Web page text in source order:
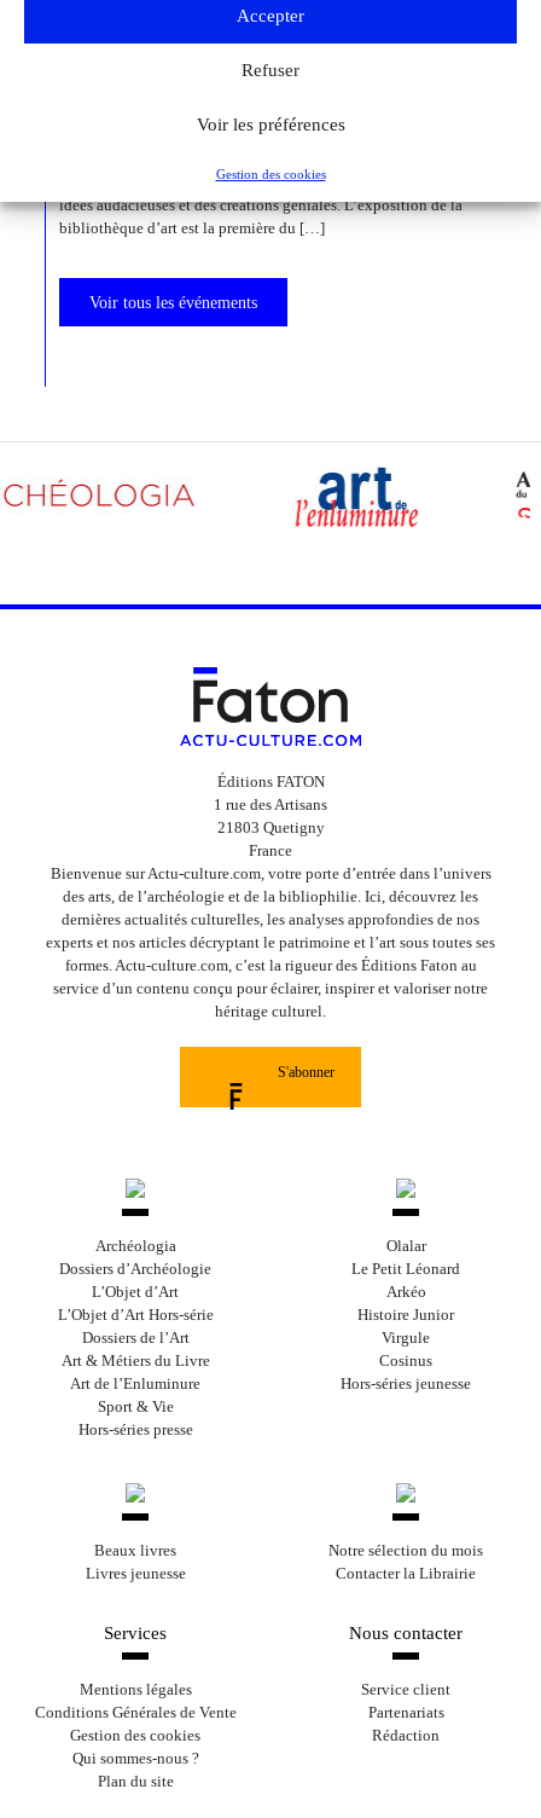
Accepter
Refuser
Voir les préférences
Gestion des cookies
Du 27.11.2026 au 04.04.2027
Bizarre ! L’histoire de l’art du mot le plus fou du
Depuis la Renaissance, « bizarre » est le terme ultime pour désigner des
réalités qui remettent radicalement en question l’ordre du monde. Des
comportements à faire dresser les cheveux sur la tête, mais aussi : des
idées audacieuses et des créations géniales. L’exposition de la
bibliothèque d’art est la première du […]
Voir tous les événements
Éditions FATON
1 rue des Artisans
21803 Quetigny
France
Bienvenue sur Actu-culture.com, votre porte d’entrée dans l’univers
des arts, de l’archéologie et de la bibliophilie. Ici, découvrez les
dernières actualités culturelles, les analyses approfondies de nos
experts et nos articles décryptant le patrimoine et l’art sous toutes ses
formes. Actu-culture.com, c’est la rigueur des Éditions Faton au
service d’un contenu conçu pour éclairer, inspirer et valoriser notre
héritage culturel.
S'abonner
Archéologia
Dossiers d’Archéologie
L’Objet d’Art
L’Objet d’Art Hors-série
Dossiers de l’Art
Art & Métiers du Livre
Art de l’Enluminure
Sport & Vie
Hors-séries presse
Olalar
Le Petit Léonard
Arkéo
Histoire Junior
Virgule
Cosinus
Hors-séries jeunesse
Beaux livres
Livres jeunesse
Notre sélection du mois
Contacter la Librairie
Services
Mentions légales
Conditions Générales de Vente
Gestion des cookies
Qui sommes-nous ?
Plan du site
Nous contacter
Service client
Partenariats
Rédaction